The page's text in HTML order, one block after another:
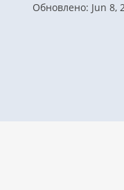
Обновлено: Jun 8,